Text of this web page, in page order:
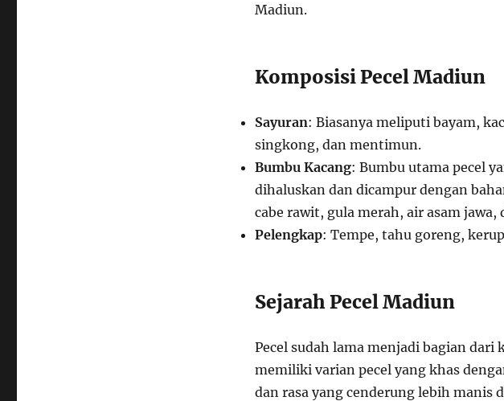
Madiun.
Komposisi Pecel Madiun
Sayuran: Biasanya meliputi bayam,
singkong, dan mentimun.
Bumbu Kacang: Bumbu utama pecel
dihaluskan dan dicampur dengan
cabe rawit, gula merah, air asam jawa,
Pelengkap: Tempe, tahu goreng,
Sejarah Pecel Madiun
Pecel sudah lama menjadi bagian
memiliki varian pecel yang khas
dan rasa yang cenderung lebih manis